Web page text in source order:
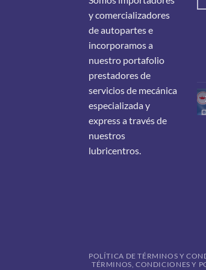
y comercializadores
de autopartes e
incorporamos a
nuestro portafolio
prestadores de
servicios de mecánica
especializada y
express a través de
nuestros
lubricentros.
POLÍTICA DE TÉRMINOS Y
TÉRMINOS, CONDICIONES Y